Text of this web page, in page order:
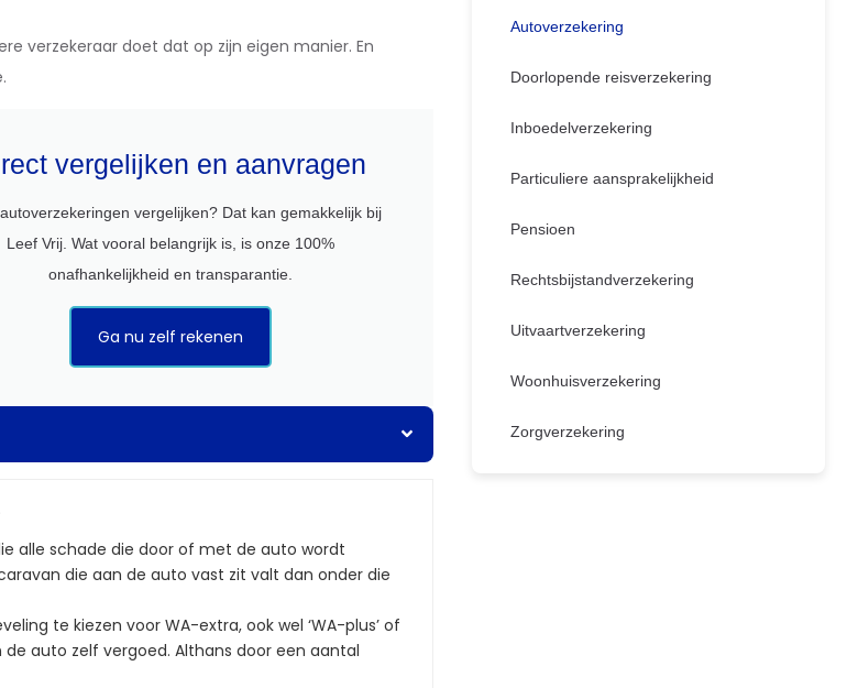
verzekeraar doet dat op zijn eigen manier. En
vergelijken en aanvragen
vergelijken? Dat kan gemakkelijk bij
Leef Vrij. Wat vooral belangrijk is, is onze 100%
onafhankelijkheid en transparantie.
Ga nu zelf rekenen
alle schade die door of met de auto wordt
die aan de auto vast zit valt dan onder die
te kiezen voor WA-extra, ook wel ‘WA-plus’ of
de auto zelf vergoed. Althans door een aantal
Autoverzekering
Doorlopende reisverzekering
Inboedelverzekering
Particuliere aansprakelijkheid
Pensioen
Rechtsbijstandverzekering
Uitvaartverzekering
Woonhuisverzekering
Zorgverzekering